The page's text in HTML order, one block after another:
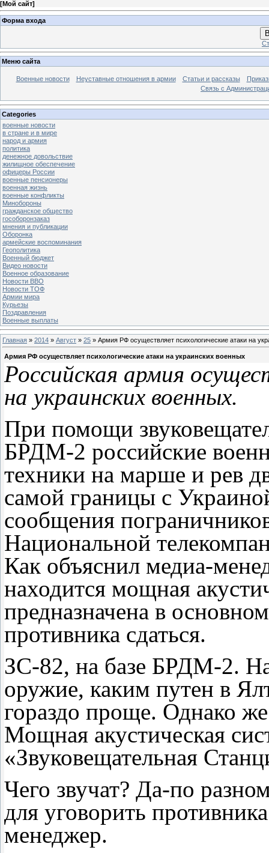
[Мой сайт]
Форма входа
Меню сайта
Военные новости Неуставные отношения в армии Статьи и рассказы
Связь с
Categories
военные новости
в стране и в мире
народ и армия
политика
денежное довольствие
жилищное обеспечение
офицеры России
военные пенсионеры
военная жизнь
военные конфликты
Минобороны
гражданское общество
гособоронзаказ
мнения и публикации
Оборонка
армейские воспоминания
Геополитика
Военный бюджет
Видео новости
Военное образование
Новости ВВО
Новости ТОФ
Армии мира
Курьезы
Поздравления
Военные выплаты
Главная » 2014 » Август » 25 » Армия РФ осуществляет психологические атаки на
Армия РФ осуществляет психологические атаки на украинских военных
Российская армия
на украинских военных.
При помощи
БРДМ-2 российские
техники на марше и рев
самой границы с
сообщения
Национальной
Как объяснил медиа-
находится мощная
предназначена в
противника сдаться.
ЗС-82, на базе БРДМ-2.
оружие, каким путен в
гораздо проще. Однако
Мощная акустическая
«Звуковещательная
Чего звучат? Да-по
для уговорить
менеджер.